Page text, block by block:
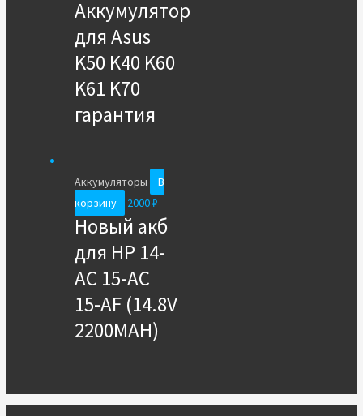
Аккумулятор
для Asus
K50 K40 K60
K61 K70
гарантия
Аккумуляторы
В
корзину
2000₽
Новый акб
для HP 14-
AC 15-AC
15-AF (14.8V
2200MAH)